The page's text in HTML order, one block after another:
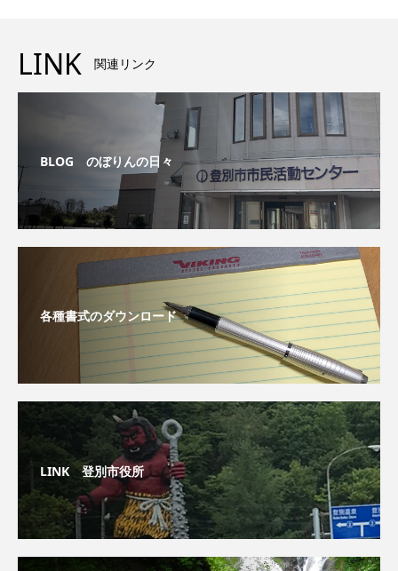
LINK 関連リンク
BLOG のぼりんの日々
各種書式のダウンロード
LINK 登別市役所